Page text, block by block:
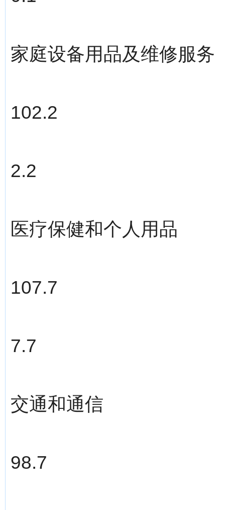
家庭设备用品及维修服务
102.2
2.2
医疗保健和个人用品
107.7
7.7
交通和通信
98.7